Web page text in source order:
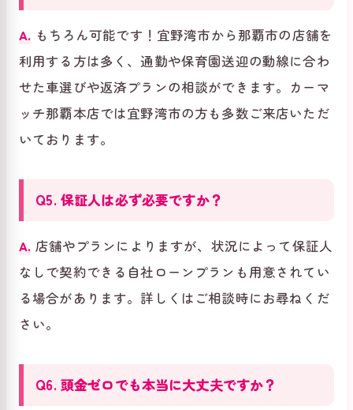
A. もちろん可能です！宜野湾市から那覇市の店舗を
利用する方は多く、通勤や保育園送迎の動線に合わ
せた車選びや返済プランの相談ができます。カーマ
ッチ那覇本店では宜野湾市の方も多数ご来店いただ
いております。
Q5. 保証人は必ず必要ですか？
A. 店舗やプランによりますが、状況によって保証人
なしで契約できる自社ローンプランも用意されてい
る場合があります。詳しくはご相談時にお尋ねくだ
さい。
Q6. 頭金ゼロでも本当に大丈夫ですか？